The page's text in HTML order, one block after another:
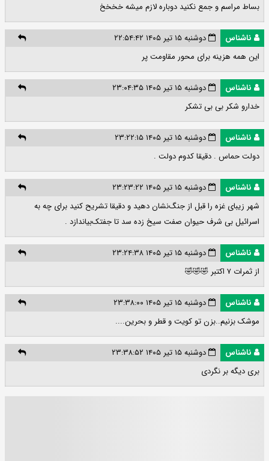
بساط مراسم و جمع نکنید دوباره لازم میشه خخخخ
ناشناس
دوشنبه ۱۵ تیر ۱۴۰۵ ۲۲:۵۴:۴۲
این همه هزینه برای محور مقاومت پر
ناشناس
دوشنبه ۱۵ تیر ۱۴۰۵ ۲۳:۰۴:۳۵
خدارو شکر بی بی تشکر
ناشناس
دوشنبه ۱۵ تیر ۱۴۰۵ ۲۳:۲۲:۱۵
دولت حماس . دقیقا کدوم دولت .
ناشناس
دوشنبه ۱۵ تیر ۱۴۰۵ ۲۳:۲۳:۲۲
شهر زیبای غزه را قبل از جنگ‌نشان دهید و دقیقا تشریح کنید برای چه به
اسرائیل بی شرف حیوان صفت سیخ زده سد تا جفتک‌بیاندازد .
ناشناس
دوشنبه ۱۵ تیر ۱۴۰۵ ۲۳:۲۴:۳۸
از ثمرات ۷ اکتبر 🤣🤣🤣
ناشناس
دوشنبه ۱۵ تیر ۱۴۰۵ ۲۳:۳۸:۰۰
موشک بزنیم..بزن تو کویت و قطر و بحرین....
ناشناس
دوشنبه ۱۵ تیر ۱۴۰۵ ۲۳:۳۸:۵۲
بری دیگه بر نگردی